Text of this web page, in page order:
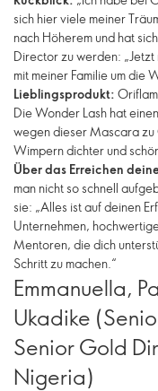
sich hier viele meiner
nach Höherem und hat
Director zu werden:
mit meiner Familie um die
Lieblingsprodukt:
Die Wonder Lash hat
wegen dieser Mascara zu
Wimpern dichter und
Über das Erreichen
man nicht so schnell
sie: „Alles ist auf deinen
Unternehmen,
Mentoren, die dich
Schritt zu machen.“
Emmanuella,
Ukadike
Senior Gold
Nigeria)